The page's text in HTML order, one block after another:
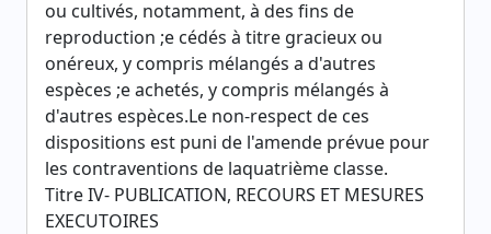
ou cultivés, notamment, à des fins de
reproduction ;e cédés à titre gracieux ou
onéreux, y compris mélangés a d'autres
espèces ;e achetés, y compris mélangés à
d'autres espèces.Le non-respect de ces
dispositions est puni de l'amende prévue pour
les contraventions de laquatrième classe.
Titre IV- PUBLICATION, RECOURS ET MESURES
EXECUTOIRES